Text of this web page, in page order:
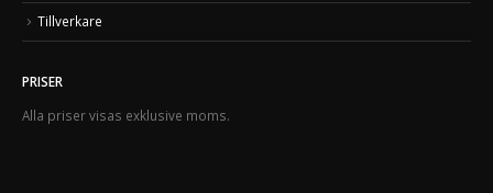
Tillverkare
PRISER
Alla priser visas exklusive moms.